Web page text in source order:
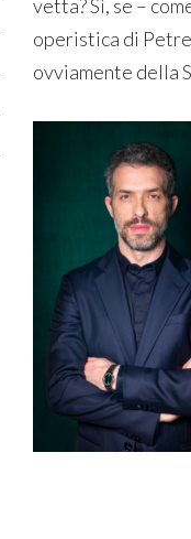
vetta? Sì, se –
operistica di
ovviamente della